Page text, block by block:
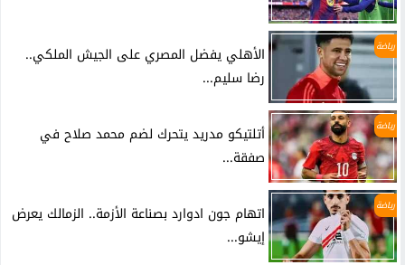
رياضة
الأهلي يفضل المصري على الجيش الملكي..
رضا سليم...
رياضة
أتلتيكو مدريد يتحرك لضم محمد صلاح في
صفقة...
رياضة
اتهام جون ادوارد بصناعة الأزمة.. الزمالك يعرض
إيشو...